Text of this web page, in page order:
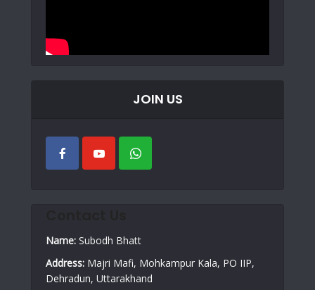
JOIN US
Name: Subodh Bhatt
Address: Majri Mafi, Mohkampur Kala, PO IIP,
Dehradun, Uttarakhand